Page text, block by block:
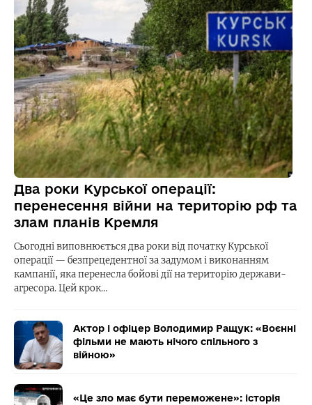
Два роки Курської операції:
перенесення війни на територію рф та
злам планів Кремля
Сьогодні виповнюється два роки від початку Курської
операції — безпрецедентної за задумом і виконанням
кампанії, яка перенесла бойові дії на територію держави-
агресора. Цей крок…
Актор і офіцер Володимир Ращук: «Воєнні
фільми не мають нічого спільного з
війною»
«Це зло має бути переможене»: історія